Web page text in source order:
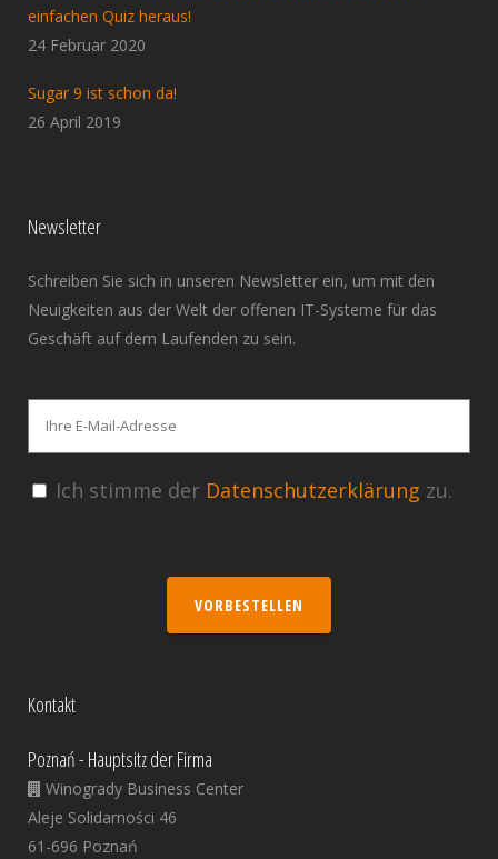
einfachen Quiz heraus!
24 Februar 2020
Sugar 9 ist schon da!
26 April 2019
Newsletter
Schreiben Sie sich in unseren Newsletter ein, um mit den
Neuigkeiten aus der Welt der offenen IT-Systeme für das
Geschäft auf dem Laufenden zu sein.
Ich stimme der Datenschutzerklärung zu.
VORBESTELLEN
Kontakt
Poznań - Hauptsitz der Firma
Winogrady Business Center
Aleje Solidarności 46
61-696 Poznań